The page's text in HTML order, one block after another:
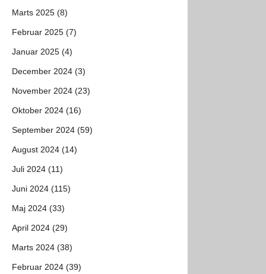
Marts 2025 (8)
Februar 2025 (7)
Januar 2025 (4)
December 2024 (3)
November 2024 (23)
Oktober 2024 (16)
September 2024 (59)
August 2024 (14)
Juli 2024 (11)
Juni 2024 (115)
Maj 2024 (33)
April 2024 (29)
Marts 2024 (38)
Februar 2024 (39)